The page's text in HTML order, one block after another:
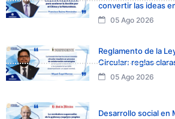
convertir las ideas
05 Ago 2026
Reglamento de la
Circular: reglas
05 Ago 2026
Desarrollo social en